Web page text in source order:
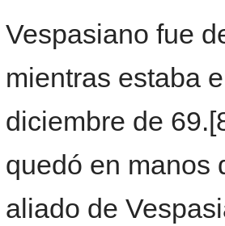
Vespasiano fue
mientras estaba
diciembre de
quedó en manos
aliado de